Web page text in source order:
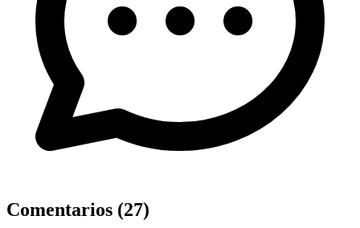
Comentarios (27)